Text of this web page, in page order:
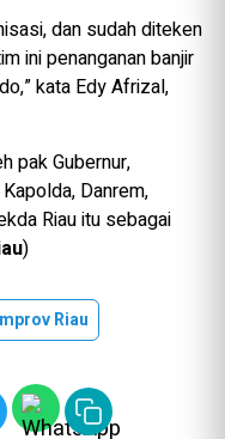
dan sudah diteken
ini penanganan banjir
kata Edy Afrizal,
pak Gubernur,
Danrem,
Riau itu sebagai
)
Riau